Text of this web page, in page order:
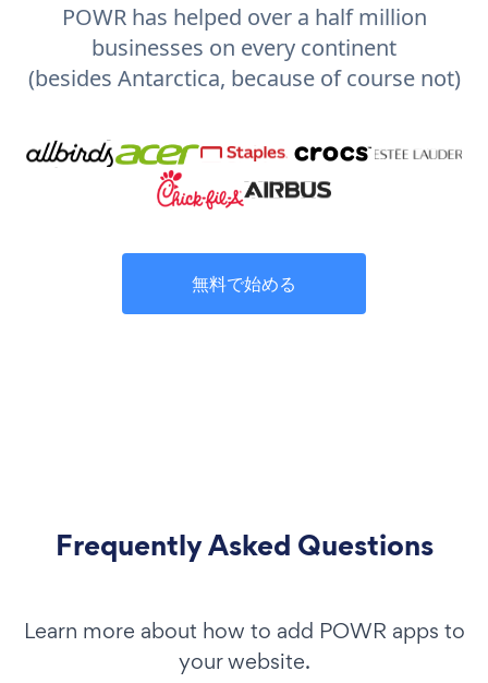
POWR has helped over a half million
businesses on every continent
(besides Antarctica, because of course not)
無料で始める
Frequently Asked Questions
Learn more about how to add POWR apps to
your website.